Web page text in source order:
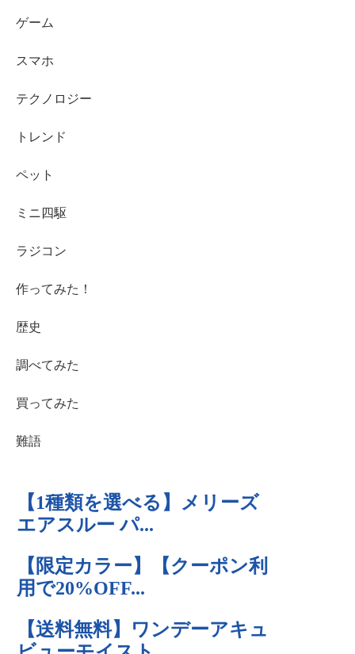
ゲーム
スマホ
テクノロジー
トレンド
ペット
ミニ四駆
ラジコン
作ってみた！
歴史
調べてみた
買ってみた
難語